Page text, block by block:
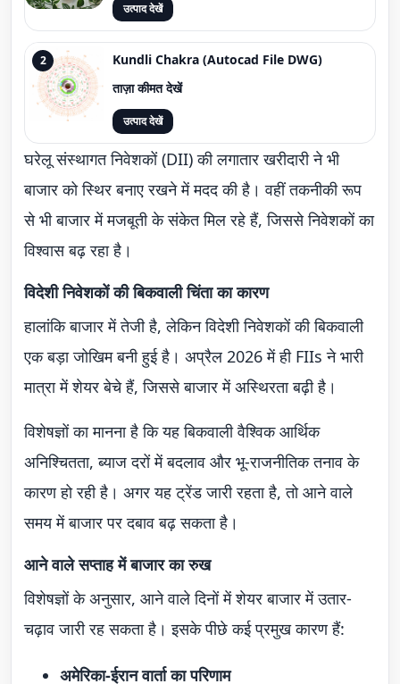
उत्पाद देखें
2
Kundli Chakra (Autocad File DWG)
ताज़ा कीमत देखें
उत्पाद देखें
घरेलू संस्थागत निवेशकों (DII) की लगातार खरीदारी ने भी
बाजार को स्थिर बनाए रखने में मदद की है। वहीं तकनीकी रूप
से भी बाजार में मजबूती के संकेत मिल रहे हैं, जिससे निवेशकों का
विश्वास बढ़ रहा है।
विदेशी निवेशकों की बिकवाली चिंता का कारण
हालांकि बाजार में तेजी है, लेकिन विदेशी निवेशकों की बिकवाली
एक बड़ा जोखिम बनी हुई है। अप्रैल 2026 में ही FIIs ने भारी
मात्रा में शेयर बेचे हैं, जिससे बाजार में अस्थिरता बढ़ी है।
विशेषज्ञों का मानना है कि यह बिकवाली वैश्विक आर्थिक
अनिश्चितता, ब्याज दरों में बदलाव और भू-राजनीतिक तनाव के
कारण हो रही है। अगर यह ट्रेंड जारी रहता है, तो आने वाले
समय में बाजार पर दबाव बढ़ सकता है।
आने वाले सप्ताह में बाजार का रुख
विशेषज्ञों के अनुसार, आने वाले दिनों में शेयर बाजार में उतार-
चढ़ाव जारी रह सकता है। इसके पीछे कई प्रमुख कारण हैं:
अमेरिका-ईरान वार्ता का परिणाम